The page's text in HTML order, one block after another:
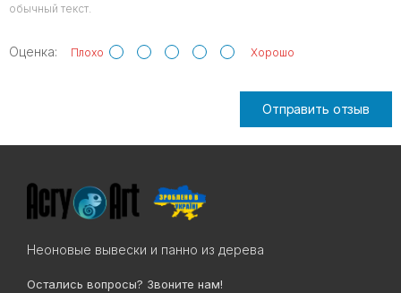
обычный текст.
Оценка: Плохо Хорошо
Отправить отзыв
Неоновые вывески и панно из дерева
Остались вопросы? Звоните нам!